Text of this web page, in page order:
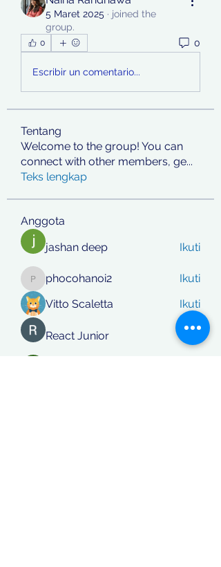
5 Maret 2025 · joined the
group.
0 0
Escribir un comentario...
Tentang
Welcome to the group! You can
connect with other members, ge...
Teks lengkap
Anggota
jashan deep
Ikuti
phocohanoi2
phocohanoi2
Ikuti
Vitto Scaletta
Ikuti
React Junior Ikuti